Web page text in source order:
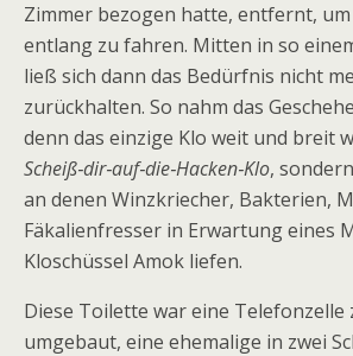
Zimmer bezogen hatte, entfernt, um
entlang zu fahren. Mitten in so
ließ sich dann das Bedürfnis nicht
zurückhalten. So nahm das
denn das einzige Klo weit und breit
Scheiß‑dir‑auf‑die‑Hacken‑Klo,
an denen Winzkriecher, Bakterien,
Fäkalienfresser in Erwartung eines
Kloschüssel Amok liefen.
Diese Toilette war eine Telefonzelle
umgebaut, eine ehemalige in zwei